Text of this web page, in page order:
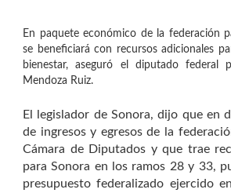
En paquete económico de la federación
se beneficiará con recursos adicionales
bienestar, aseguró el diputado federal
Mendoza Ruiz.
El legislador de Sonora, dijo que en
de ingresos y egresos de la
Cámara de Diputados y que trae
para Sonora en los ramos 28 y 33,
presupuesto federalizado ejercido